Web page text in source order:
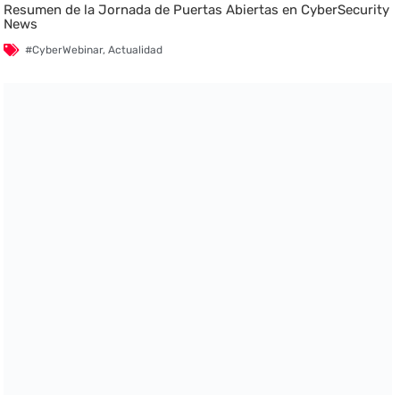
Resumen de la Jornada de Puertas Abiertas en CyberSecurity
News
#CyberWebinar,Actualidad